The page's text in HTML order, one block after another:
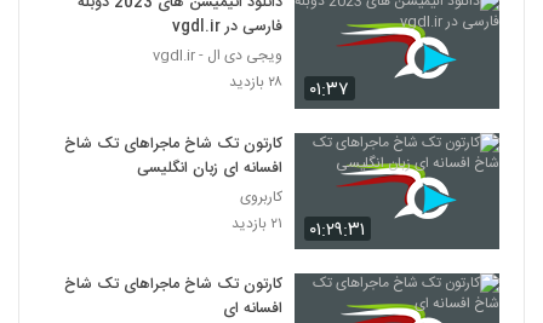
۰۱:۳۷
فارسی در vgdl.ir
ویجی دی ال - vgdl.ir
۲۸ بازدید
۰۱:۲۹:۳۱
کارتون تک شاخ ماجراهای تک شاخ
افسانه ای زبان انگلیسی
کاربروی
۲۱ بازدید
کارتون تک شاخ ماجراهای تک شاخ
افسانه ای